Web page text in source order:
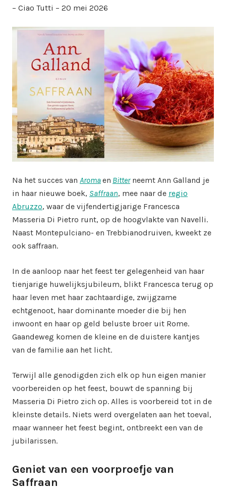
– Ciao Tutti – 20 mei 2026
Na het succes van Aromaen Bitterneemt Ann Galland je
in haar nieuwe boek, Saffraan, mee naar de regio
Abruzzo, waar de vijfendertigjarige Francesca
Masseria Di Pietro runt, op de hoogvlakte van Navelli.
Naast Montepulciano- en Trebbianodruiven, kweekt ze
ook saffraan.
In de aanloop naar het feest ter gelegenheid van haar
tienjarige huwelijksjubileum, blikt Francesca terug op
haar leven met haar zachtaardige, zwijgzame
echtgenoot, haar dominante moeder die bij hen
inwoont en haar op geld beluste broer uit Rome.
Gaandeweg komen de kleine en de duistere kantjes
van de familie aan het licht.
Terwijl alle genodigden zich elk op hun eigen manier
voorbereiden op het feest, bouwt de spanning bij
Masseria Di Pietro zich op. Alles is voorbereid tot in de
kleinste details. Niets werd overgelaten aan het toeval,
maar wanneer het feest begint, ontbreekt een van de
jubilarissen.
Geniet van een voorproefje van
Saffraan